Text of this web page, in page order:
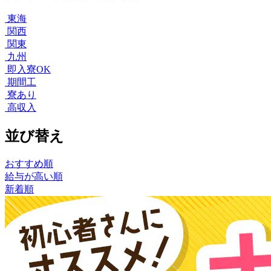
東海
関西
関東
九州
即入寮OK
期間工
寮あり
高収入
並び替え
おすすめ順
給与が高い順
新着順